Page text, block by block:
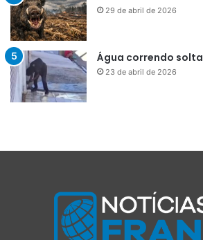
29 de abril de 2026
Água correndo solta
23 de abril de 2026